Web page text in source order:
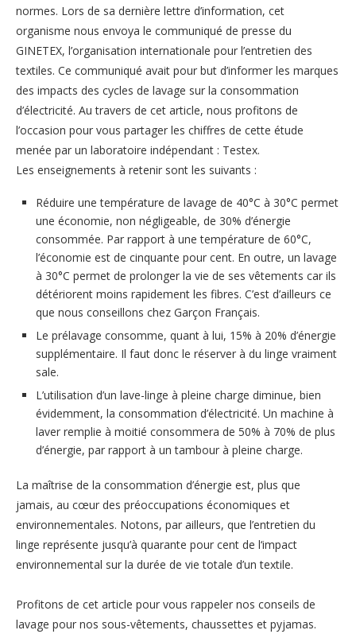
normes. Lors de sa dernière lettre d’information, cet
organisme nous envoya le communiqué de presse du
GINETEX, l’organisation internationale pour l’entretien des
textiles. Ce communiqué avait pour but d’informer les marques
des impacts des cycles de lavage sur la consommation
d’électricité. Au travers de cet article, nous profitons de
l’occasion pour vous partager les chiffres de cette étude
menée par un laboratoire indépendant : Testex.
Les enseignements à retenir sont les suivants :
Réduire une température de lavage de 40°C à 30°C permet
une économie, non négligeable, de 30% d’énergie
consommée. Par rapport à une température de 60°C,
l’économie est de cinquante pour cent. En outre, un lavage
à 30°C permet de prolonger la vie de ses vêtements car ils
détériorent moins rapidement les fibres. C’est d’ailleurs ce
que nous conseillons chez Garçon Français.
Le prélavage consomme, quant à lui, 15% à 20% d’énergie
supplémentaire. Il faut donc le réserver à du linge vraiment
sale.
L’utilisation d’un lave-linge à pleine charge diminue, bien
évidemment, la consommation d’électricité. Un machine à
laver remplie à moitié consommera de 50% à 70% de plus
d’énergie, par rapport à un tambour à pleine charge.
La maîtrise de la consommation d’énergie est, plus que
jamais, au cœur des préoccupations économiques et
environnementales. Notons, par ailleurs, que l’entretien du
linge représente jusqu’à quarante pour cent de l‘impact
environnemental sur la durée de vie totale d’un textile.
Profitons de cet article pour vous rappeler nos conseils de
lavage pour nos sous-vêtements, chaussettes et pyjamas.